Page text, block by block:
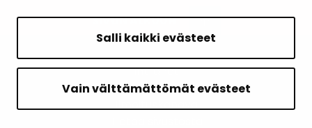
Salli kaikki evästeet
Vain välttämättömät evästeet
SIVUN ALKUUN
Intranet
Saavutettavuusseloste
Ilmoituskanava